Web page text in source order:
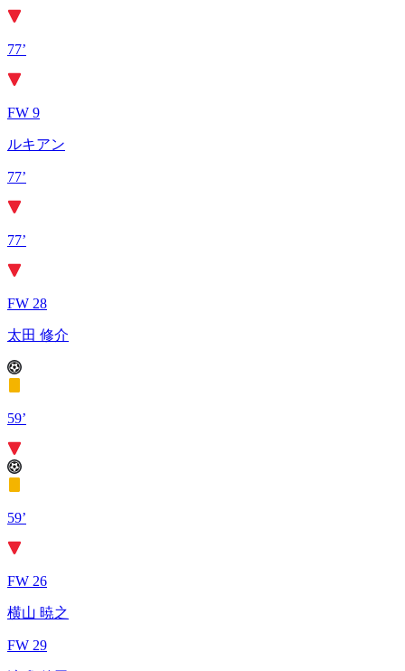
77’
FW 9
ルキアン
77’
77’
FW 28
太田 修介
59’
59’
FW 26
横山 暁之
FW 29